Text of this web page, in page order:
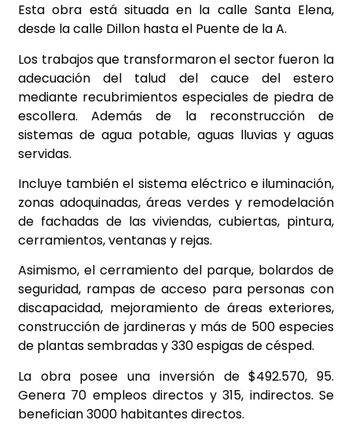
Esta obra está situada en la calle Santa Elena,
desde la calle Dillon hasta el Puente de la A.
Los trabajos que transformaron el sector fueron la
adecuación del talud del cauce del estero
mediante recubrimientos especiales de piedra de
escollera. Además de la reconstrucción de
sistemas de agua potable, aguas lluvias y aguas
servidas.
Incluye también el sistema eléctrico e iluminación,
zonas adoquinadas, áreas verdes y remodelación
de fachadas de las viviendas, cubiertas, pintura,
cerramientos, ventanas y rejas.
Asimismo, el cerramiento del parque, bolardos de
seguridad, rampas de acceso para personas con
discapacidad, mejoramiento de áreas exteriores,
construcción de jardineras y más de 500 especies
de plantas sembradas y 330 espigas de césped.
La obra posee una inversión de $492.570, 95.
Genera 70 empleos directos y 315, indirectos. Se
benefician 3000 habitantes directos.